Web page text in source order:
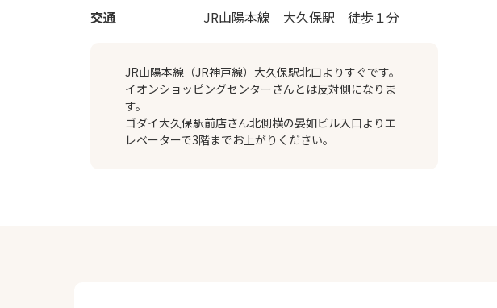
交通 JR山陽本線 大久保駅 徒歩１分
JR山陽本線（JR神戸線）大久保駅北口よりすぐです。
イオンショッピングセンターさんとは反対側になりま
す。
ゴダイ大久保駅前店さん北側横の晏如ビル入口よりエ
レベーターで3階までお上がりください。